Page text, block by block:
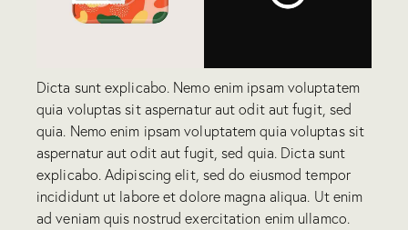
Dicta sunt explicabo. Nemo enim ipsam voluptatem
quia voluptas sit aspernatur aut odit aut fugit, sed
quia. Nemo enim ipsam voluptatem quia voluptas sit
aspernatur aut odit aut fugit, sed quia. Dicta sunt
explicabo. Adipiscing elit, sed do eiusmod tempor
incididunt ut labore et dolore magna aliqua. Ut enim
ad veniam quis nostrud exercitation enim ullamco.